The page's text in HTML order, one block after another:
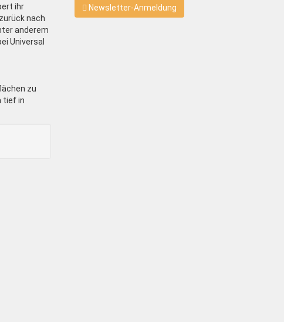
ihr
nach
anderem
Universal
zu
tief in
Newsletter-Anmeldung